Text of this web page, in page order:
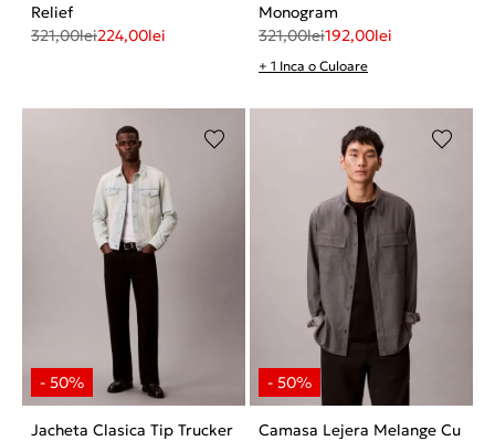
Relief
321,00lei224,00lei
Monogram
321,00lei192,00lei
+ 1 Inca o Culoare
Jacheta Clasica Tip Trucker
Camasa Lejera Melange Cu